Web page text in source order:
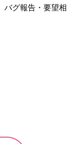
バグ報告・要望相